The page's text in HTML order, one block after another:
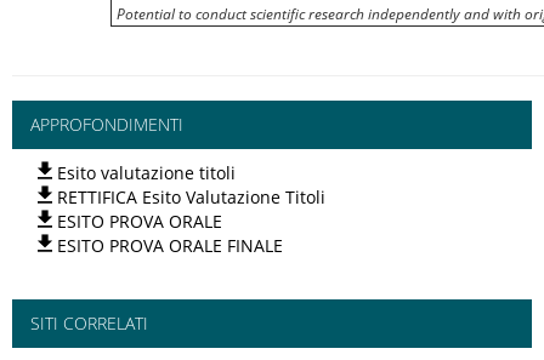
Potential to conduct scientific research independently and with
APPROFONDIMENTI
Esito valutazione titoli
RETTIFICA Esito Valutazione Titoli
ESITO PROVA ORALE
ESITO PROVA ORALE FINALE
SITI CORRELATI